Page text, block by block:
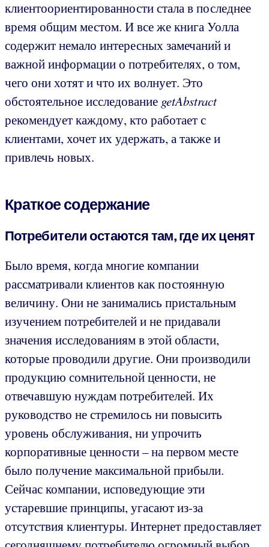
клиентоориентированности стала в последнее
время общим местом. И все же книга Уолла
содержит немало интересных замечаний и
важной информации о потребителях, о том,
чего они хотят и что их волнует. Это
обстоятельное исследование getAbstract
рекомендует каждому, кто работает с
клиентами, хочет их удержать, а также и
привлечь новых.
Краткое содержание
Потребители остаются там, где их ценят
Было время, когда многие компании
рассматривали клиентов как постоянную
величину. Они не занимались пристальным
изучением потребителей и не придавали
значения исследованиям в этой области,
которые проводили другие. Они производили
продукцию сомнительной ценности, не
отвечавшую нуждам потребителей. Их
руководство не стремилось ни повысить
уровень обслуживания, ни упрочить
корпоративные ценности – на первом месте
было получение максимальной прибыли.
Сейчас компании, исповедующие эти
устаревшие принципы, угасают из-за
отсутствия клиентуры. Интернет предоставляет